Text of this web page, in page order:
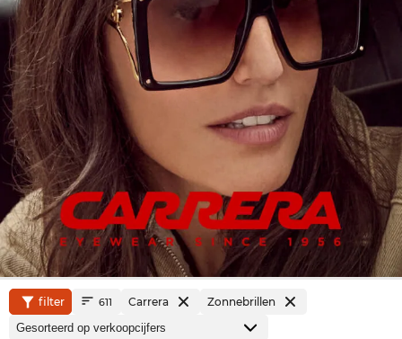
filter 611 Carrera Zonnebrillen